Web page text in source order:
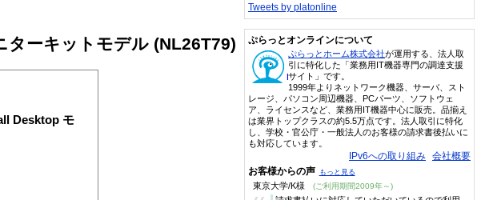
ーキットモデル (NL26T79)
Desktop モ
Tweets by platonline
ぷらっとオンラインについて
ぷらっとホーム株式会社が運用する、法人取
引に特化した「業務用IT機器専門の調達支援
サイト」です。
1999年よりネットワーク機器、サーバ、スト
レージ、パソコン周辺機器、PCパーツ、ソフトウェ
ア、ライセンスなど、業務用IT機器中心に販売。品揃え
は業界トップクラスの約5.5万点です。法人取引に特化
し、学校・官公庁・一般法人のお客様の請求書後払いに
も対応しています。
IPv6への取り組み 会社概要
お客様からの声 もっと見る
東京大学/K様 (ご利用期間2009年～)